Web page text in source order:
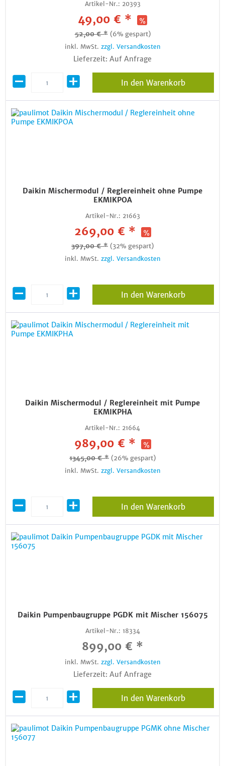
Artikel-Nr.: 20393
49,00 € *
52,00 € * (6% gespart)
inkl. MwSt. zzgl. Versandkosten
Lieferzeit: Auf Anfrage
In den Warenkorb
Daikin Mischermodul / Reglereinheit ohne Pumpe
EKMIKPOA
Artikel-Nr.: 21663
269,00 € *
397,00 € * (32% gespart)
inkl. MwSt. zzgl. Versandkosten
In den Warenkorb
Daikin Mischermodul / Reglereinheit mit Pumpe
EKMIKPHA
Artikel-Nr.: 21664
989,00 € *
1345,00 € * (26% gespart)
inkl. MwSt. zzgl. Versandkosten
In den Warenkorb
Daikin Pumpenbaugruppe PGDK mit Mischer 156075
Artikel-Nr.: 18334
899,00 € *
inkl. MwSt. zzgl. Versandkosten
Lieferzeit: Auf Anfrage
In den Warenkorb